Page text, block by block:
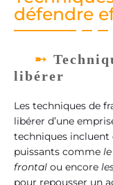
défendre
libérer
Les techniques de
libérer d’une
techniques incluent
puissants comme
frontal ou encore